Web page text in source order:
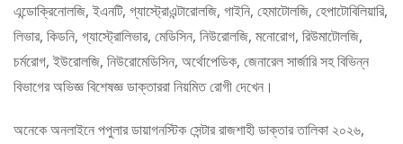
এন্ডোক্রিনোলজি, ইএনটি, গ্যাস্ট্রোএন্টারোলজি, গাইনি, হেমাটোলজি, হেপাটোবিলিয়ারি,
লিভার, কিডনি, গ্যাস্ট্রোলিভার, মেডিসিন, নিউরোলজি, মনোরোগ, রিউমাটোলজি,
চর্মরোগ, ইউরোলজি, নিউরোমেডিসিন, অর্থোপেডিক, জেনারেল সার্জারি সহ বিভিন্ন
বিভাগের অভিজ্ঞ বিশেষজ্ঞ ডাক্তাররা নিয়মিত রোগী দেখেন।
অনেকে অনলাইনে পপুলার ডায়াগনস্টিক সেন্টার রাজশাহী ডাক্তার তালিকা ২০২৬,